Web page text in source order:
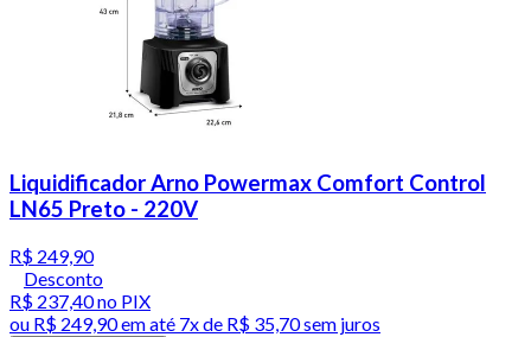
Liquidificador Arno Powermax Comfort Control
LN65 Preto - 220V
R$ 249,90
Desconto
R$ 237,40no PIX
ou R$ 249,90em até 7x de R$ 35,70 sem juros